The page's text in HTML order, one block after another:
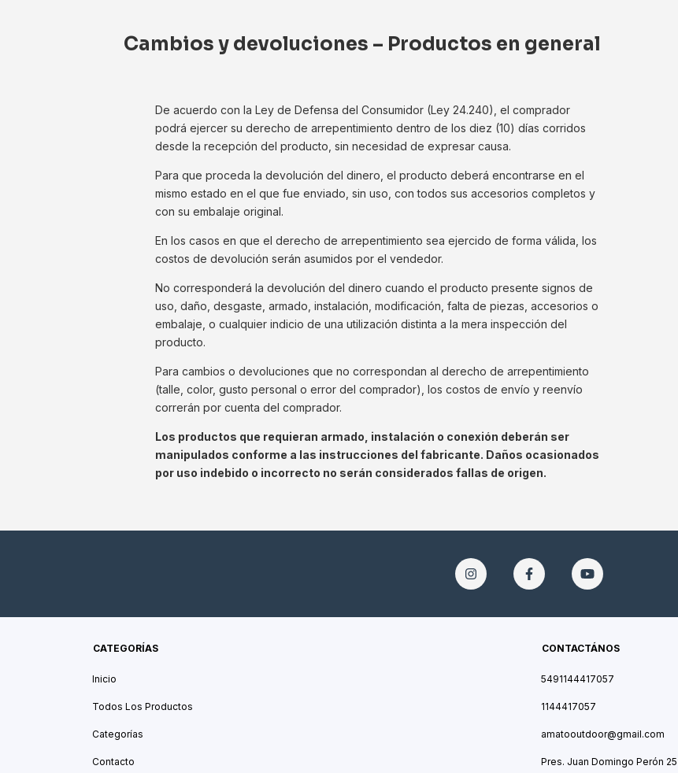
Cambios y devoluciones – Productos en general
De acuerdo con la Ley de Defensa del Consumidor (Ley 24.240), el comprador
podrá ejercer su derecho de arrepentimiento dentro de los diez (10) días corridos
desde la recepción del producto, sin necesidad de expresar causa.
Para que proceda la devolución del dinero, el producto deberá encontrarse en el
mismo estado en el que fue enviado, sin uso, con todos sus accesorios completos y
con su embalaje original.
En los casos en que el derecho de arrepentimiento sea ejercido de forma válida, los
costos de devolución serán asumidos por el vendedor.
No corresponderá la devolución del dinero cuando el producto presente signos de
uso, daño, desgaste, armado, instalación, modificación, falta de piezas, accesorios o
embalaje, o cualquier indicio de una utilización distinta a la mera inspección del
producto.
Para cambios o devoluciones que no correspondan al derecho de arrepentimiento
(talle, color, gusto personal o error del comprador), los costos de envío y reenvío
correrán por cuenta del comprador.
Los productos que requieran armado, instalación o conexión deberán ser
manipulados conforme a las instrucciones del fabricante. Daños ocasionados
por uso indebido o incorrecto no serán considerados fallas de origen.
CATEGORÍAS
Inicio
Todos Los Productos
Categorías
Contacto
CONTACTÁNOS
5491144417057
1144417057
amatooutdoor@gmail.com
Pres. Juan Domingo Perón